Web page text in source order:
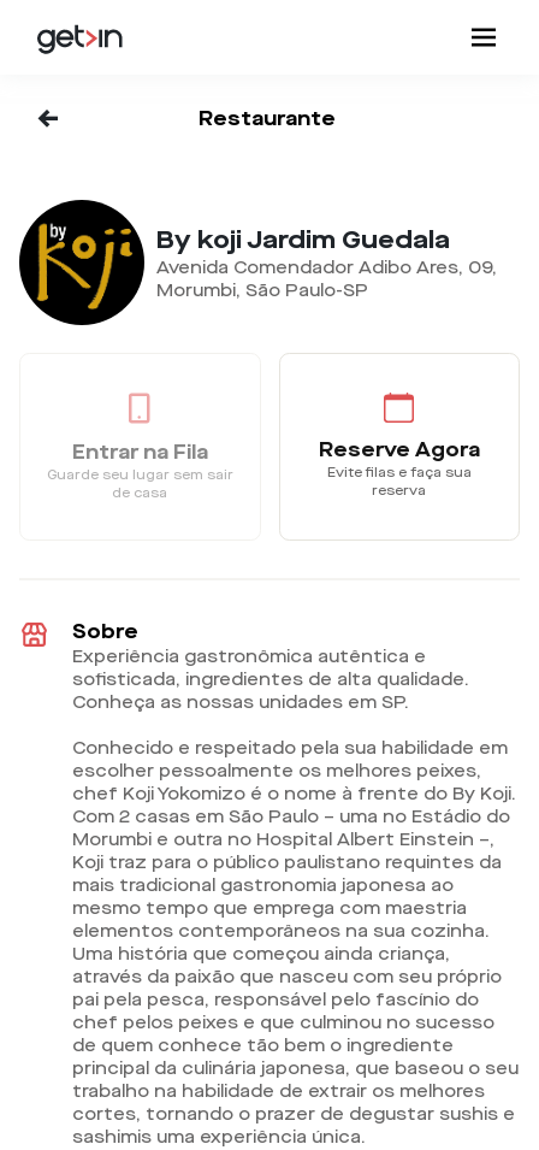
<- Restaurante
By koji Jardim Guedala
Avenida Comendador Adibo Ares, 09,
Morumbi, São Paulo-SP
Entrar na Fila
Guarde seu lugar sem sair
de casa
Reserve Agora
Evite filas e faça sua
reserva
Sobre
Experiência gastronômica autêntica e
sofisticada, ingredientes de alta qualidade.
Conheça as nossas unidades em SP.
Conhecido e respeitado pela sua habilidade em
escolher pessoalmente os melhores peixes,
chef Koji Yokomizo é o nome à frente do By Koji.
Com 2 casas em São Paulo – uma no Estádio do
Morumbi e outra no Hospital Albert Einstein –,
Koji traz para o público paulistano requintes da
mais tradicional gastronomia japonesa ao
mesmo tempo que emprega com maestria
elementos contemporâneos na sua cozinha.
Uma história que começou ainda criança,
através da paixão que nasceu com seu próprio
pai pela pesca, responsável pelo fascínio do
chef pelos peixes e que culminou no sucesso
de quem conhece tão bem o ingrediente
principal da culinária japonesa, que baseou o seu
trabalho na habilidade de extrair os melhores
cortes, tornando o prazer de degustar sushis e
sashimis uma experiência única.